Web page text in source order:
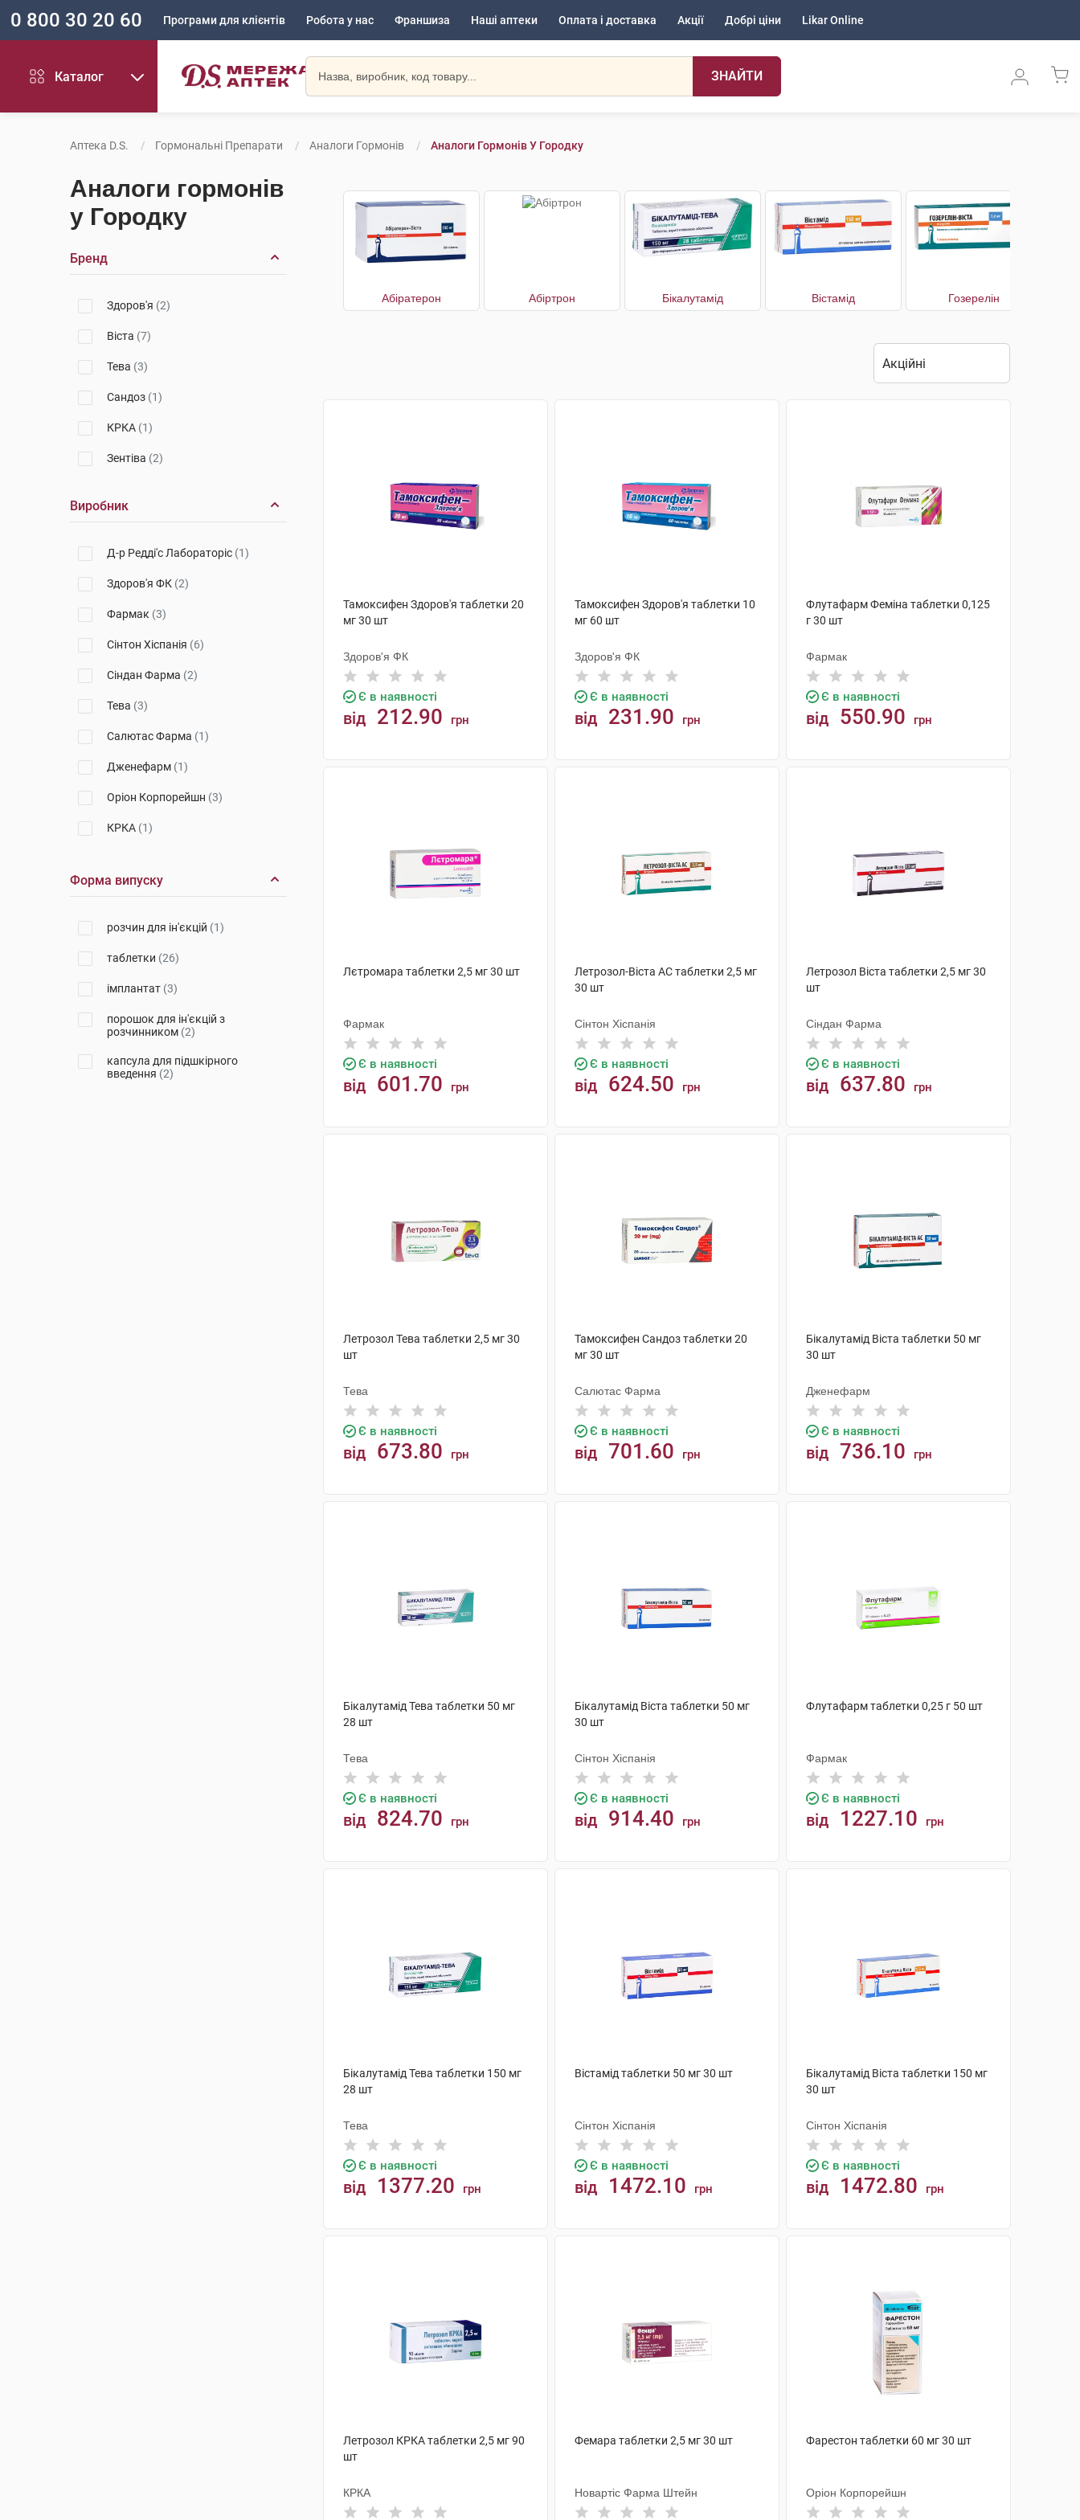
0 800 30 20 60 Програми для клієнтів Робота у нас Франшиза Наші аптеки Оплата і доставка Акції Добрі ціни Likar Online
Каталог ЗНАЙТИ
Аптека D.S. Гормональні Препарати Аналоги Гормонів Аналоги Гормонів У Городку
Аналоги гормонів
у Городку
Бренд
Здоров'я (2)
Віста (7)
Тева (3)
Сандоз (1)
КРКА (1)
Зентіва (2)
Виробник
Д-р Редді'с Лабораторіс (1)
Здоров'я ФК (2)
Фармак (3)
Сінтон Хіспанія (6)
Сіндан Фарма (2)
Тева (3)
Салютас Фарма (1)
Дженефарм (1)
Оріон Корпорейшн (3)
КРКА (1)
АстраЗенека
Форма випуску
розчин для ін'єкцій (1)
таблетки (26)
імплантат (3)
порошок для ін'єкцій з
розчинником (2)
капсула для підшкірного
введення (2)
Абіратерон Абіртрон Бікалутамід Вістамід Гозерелін
Тамоксифен Здоров'я таблетки 20
мг 30 шт
Здоров'я ФК
Є в наявності
від 212.90 грн
Тамоксифен Здоров'я таблетки 10
мг 60 шт
Здоров'я ФК
Є в наявності
від 231.90 грн
Флутафарм Феміна таблетки 0,125
г 30 шт
Фармак
Є в наявності
від 550.90 грн
Лєтромара таблетки 2,5 мг 30 шт
Фармак
Є в наявності
від 601.70 грн
Летрозол-Віста АС таблетки 2,5 мг
30 шт
Сінтон Хіспанія
Є в наявності
від 624.50 грн
Летрозол Віста таблетки 2,5 мг 30
шт
Сіндан Фарма
Є в наявності
від 637.80 грн
Летрозол Тева таблетки 2,5 мг 30
шт
Тева
Є в наявності
від 673.80 грн
Тамоксифен Сандоз таблетки 20
мг 30 шт
Салютас Фарма
Є в наявності
від 701.60 грн
Бікалутамід Віста таблетки 50 мг
30 шт
Дженефарм
Є в наявності
від 736.10 грн
Бікалутамід Тева таблетки 50 мг
28 шт
Тева
Є в наявності
від 824.70 грн
Бікалутамід Віста таблетки 50 мг
30 шт
Сінтон Хіспанія
Є в наявності
від 914.40 грн
Флутафарм таблетки 0,25 г 50 шт
Фармак
Є в наявності
від 1227.10 грн
Бікалутамід Тева таблетки 150 мг
28 шт
Тева
Є в наявності
від 1377.20 грн
Вістамід таблетки 50 мг 30 шт
Сінтон Хіспанія
Є в наявності
від 1472.10 грн
Бікалутамід Віста таблетки 150 мг
30 шт
Сінтон Хіспанія
Є в наявності
від 1472.80 грн
Летрозол КРКА таблетки 2,5 мг 90
шт
КРКА
Фемара таблетки 2,5 мг 30 шт
Новартіс Фарма Штейн
Фарестон таблетки 60 мг 30 шт
Оріон Корпорейшн